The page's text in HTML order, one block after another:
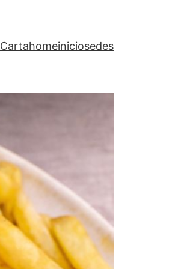
Cartahomeiniciosedes